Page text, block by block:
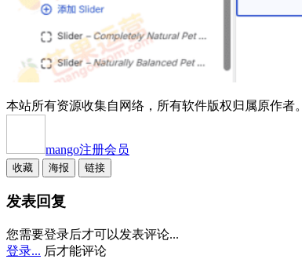
本站所有资源收集自网络，所有软件版权归属原作者。
mango注册会员
收藏 海报 链接
发表回复
您需要登录后才可以发表评论...
登录... 后才能评论